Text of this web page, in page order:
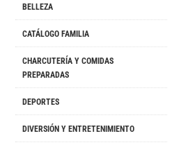
BELLEZA
CATÁLOGO FAMILIA
CHARCUTERÍA Y COMIDAS
PREPARADAS
DEPORTES
DIVERSIÓN Y ENTRETENIMIENTO